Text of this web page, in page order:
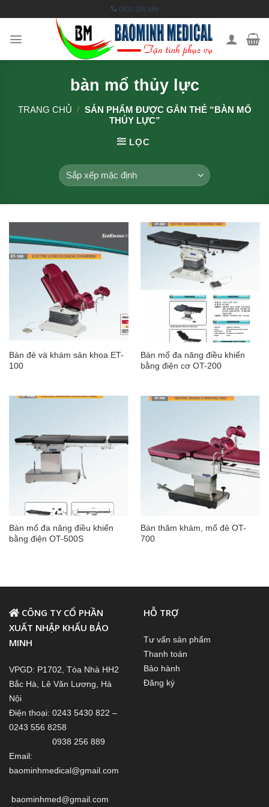
to
content
0938 256 889
bàn mổ thủy lực
TRANG CHỦ / SẢN PHẨM ĐƯỢC GẮN THẺ “BÀN MỔ
THỦY LỰC”
LỌC
Bàn đẻ và khám sản khoa ET-
100
Bàn mổ đa năng điều khiển
bằng điện cơ OT-200
Bàn mổ đa năng điều khiển
bằng điện OT-500S
Bàn thăm khám, mổ đẻ OT-
700
CÔNG TY CỔ PHẦN
XUẤT NHẬP KHẨU BẢO
MINH
VPGD: P1702, Tòa Nhà HH2
Bắc Hà, Lê Văn Lương, Hà
Nội
Điện thoại: 0243 5430 822 –
0243 556 8258
0938 256 889
Email:
baominhmedical@gmail.com
baominhmed@gmail.com
HỖ TRỢ
Tư vấn sản phẩm
Thanh toán
Bảo hành
Đăng ký